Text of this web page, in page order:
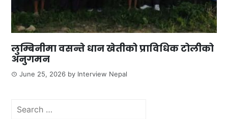
लुम्बिनीमा वसन्ते धान खेतीको प्राविधिक टोलीको
अनुगमन
June 25, 2026 by Interview Nepal
Search